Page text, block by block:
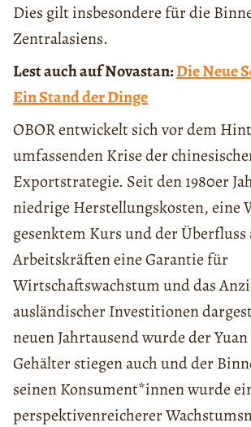
Dies gilt insbesondere für die
Zentralasiens.
Lest auch auf Novastan:Die Neue
Ein Stand der Dinge
OBOR entwickelt sich vor dem
umfassenden Krise der
Exportstrategie. Seit den 1980er
niedrige Herstellungskosten, eine
gesenktem Kurs und der
Arbeitskräften eine Garantie für
Wirtschaftswachstum und das
ausländischer Investitionen
neuen Jahrtausend wurde der
Gehälter stiegen auch und der
seinen Konsument*innen wurde
perspektivenreicherer